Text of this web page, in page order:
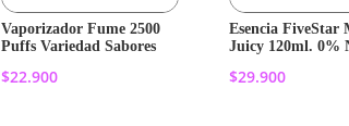
Vaporizador Fume 2500
Puffs Variedad Sabores
$22.900
Esencia FiveStar
Juicy 120ml. 0%
$29.900